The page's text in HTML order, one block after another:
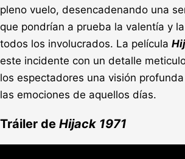
pleno vuelo, desencadenando una
que pondrían a prueba la valentía y
todos los involucrados. La película
este incidente con un detalle
los espectadores una visión
las emociones de aquellos días.
Tráiler de Hijack 1971